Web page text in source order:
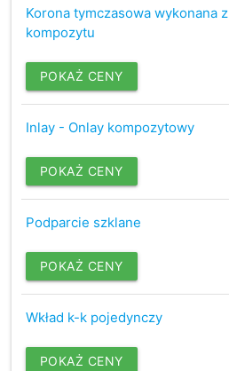
Korona tymczasowa wykonana z
kompozytu
POKAŻ CENY
Inlay - Onlay kompozytowy
POKAŻ CENY
Podparcie szklane
POKAŻ CENY
Wkład k-k pojedynczy
POKAŻ CENY